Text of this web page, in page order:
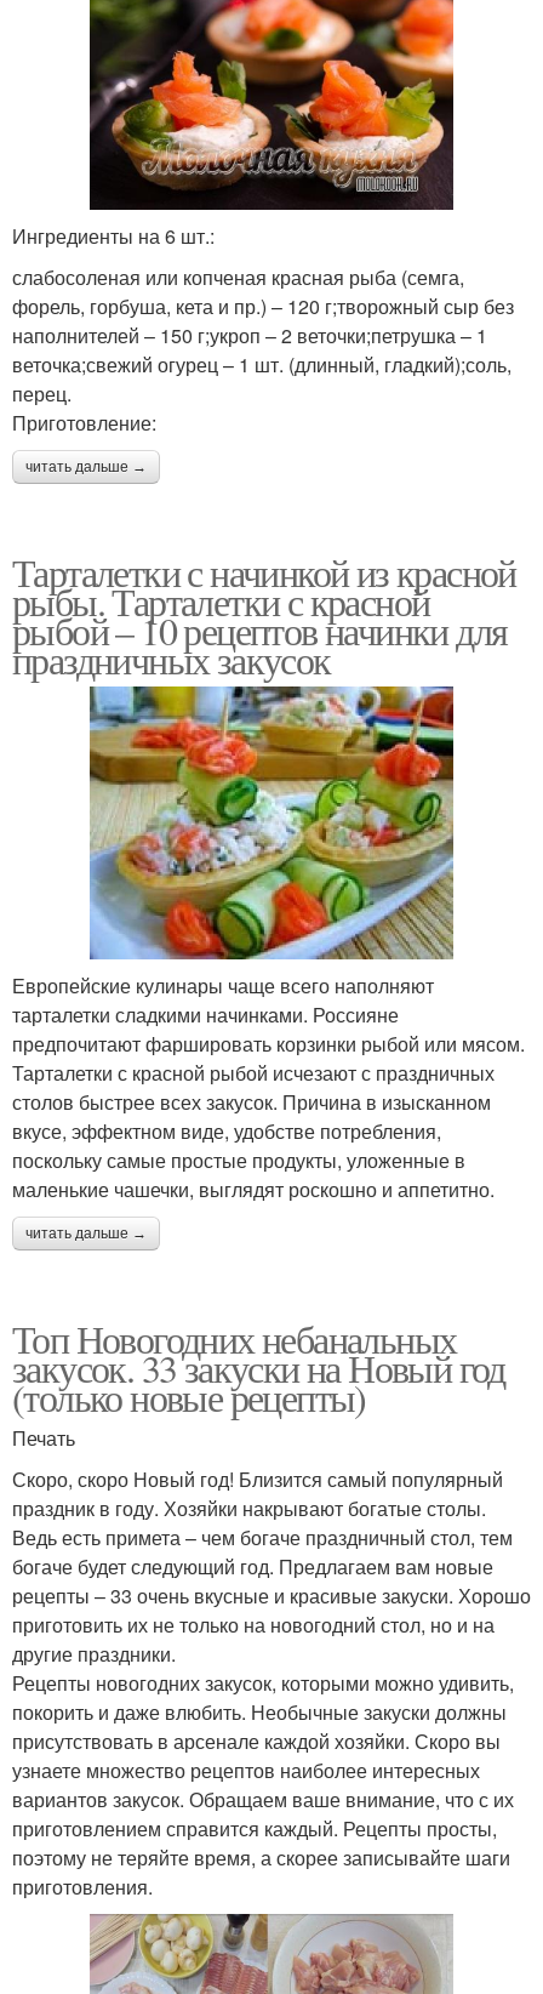
Ингредиенты на 6 шт.:
слабосоленая или копченая красная рыба (семга,
форель, горбуша, кета и пр.) – 120 г;творожный сыр без
наполнителей – 150 г;укроп – 2 веточки;петрушка – 1
веточка;свежий огурец – 1 шт. (длинный, гладкий);соль,
перец.
Приготовление:
читать дальше →
Тарталетки с начинкой из красной
рыбы. Тарталетки с красной
рыбой – 10 рецептов начинки для
праздничных закусок
Европейские кулинары чаще всего наполняют
тарталетки сладкими начинками. Россияне
предпочитают фаршировать корзинки рыбой или мясом.
Тарталетки с красной рыбой исчезают с праздничных
столов быстрее всех закусок. Причина в изысканном
вкусе, эффектном виде, удобстве потребления,
поскольку самые простые продукты, уложенные в
маленькие чашечки, выглядят роскошно и аппетитно.
читать дальше →
Топ Новогодних небанальных
закусок. 33 закуски на Новый год
(только новые рецепты)
Печать
Скоро, скоро Новый год! Близится самый популярный
праздник в году. Хозяйки накрывают богатые столы.
Ведь есть примета – чем богаче праздничный стол, тем
богаче будет следующий год. Предлагаем вам новые
рецепты – 33 очень вкусные и красивые закуски. Хорошо
приготовить их не только на новогодний стол, но и на
другие праздники.
Рецепты новогодних закусок, которыми можно удивить,
покорить и даже влюбить. Необычные закуски должны
присутствовать в арсенале каждой хозяйки. Скоро вы
узнаете множество рецептов наиболее интересных
вариантов закусок. Обращаем ваше внимание, что с их
приготовлением справится каждый. Рецепты просты,
поэтому не теряйте время, а скорее записывайте шаги
приготовления.